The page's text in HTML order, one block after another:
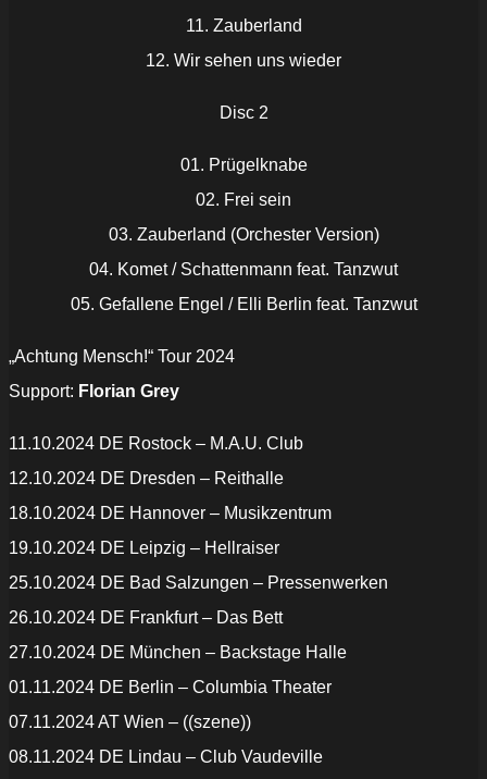
11. Zauberland
12. Wir sehen uns wieder
Disc 2
01. Prügelknabe
02. Frei sein
03. Zauberland (Orchester Version)
04. Komet / Schattenmann feat. Tanzwut
05. Gefallene Engel / Elli Berlin feat. Tanzwut
„Achtung Mensch!“ Tour 2024
Support: Florian Grey
11.10.2024 DE Rostock – M.A.U. Club
12.10.2024 DE Dresden – Reithalle
18.10.2024 DE Hannover – Musikzentrum
19.10.2024 DE Leipzig – Hellraiser
25.10.2024 DE Bad Salzungen – Pressenwerken
26.10.2024 DE Frankfurt – Das Bett
27.10.2024 DE München – Backstage Halle
01.11.2024 DE Berlin – Columbia Theater
07.11.2024 AT Wien – ((szene))
08.11.2024 DE Lindau – Club Vaudeville